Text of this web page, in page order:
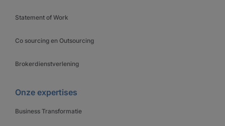
Statement of Work
Co sourcing en Outsourcing
Brokerdienstverlening
Onze expertises
Business Transformatie